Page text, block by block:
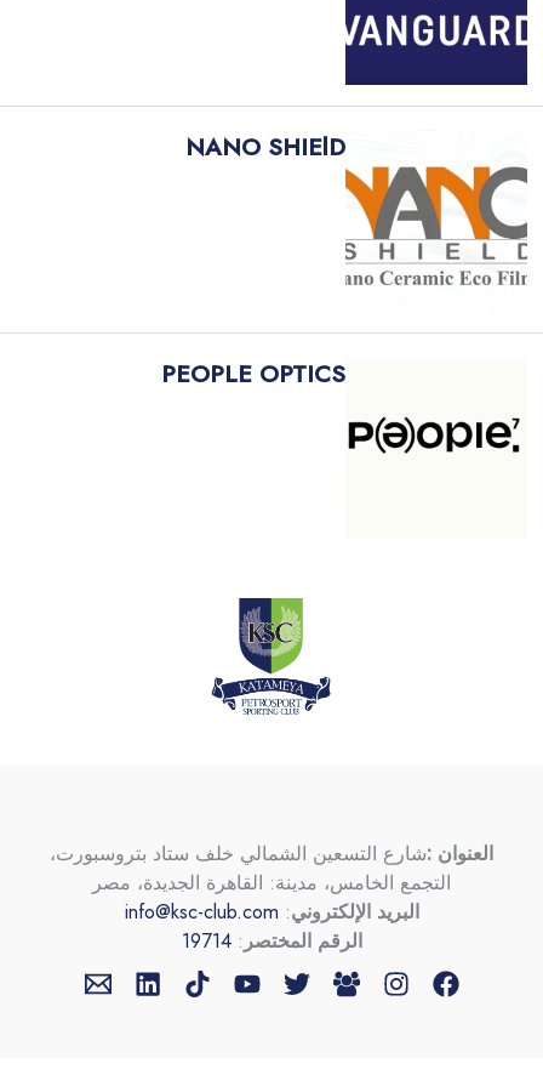
العنوان :شارع التسعين الشمالي خلف ستاد بتروسبورت،
التجمع الخامس، مدينة: القاهرة الجديدة، مصر
البريد الإلكتروني:
info@ksc-club.com
الرقم المختصر :
19714